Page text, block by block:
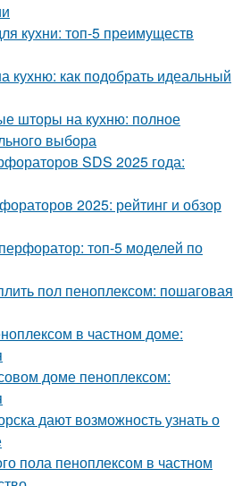
кухни: топ-5 преимуществ
кухню: как подобрать идеальный
шторы на кухню: полное
выбора
SDS 2025 года:
2025: рейтинг и обзор
топ-5 моделей по
пол пеноплексом: пошаговая
в частном доме:
доме пеноплексом:
дают возможность узнать о
пола пеноплексом в частном